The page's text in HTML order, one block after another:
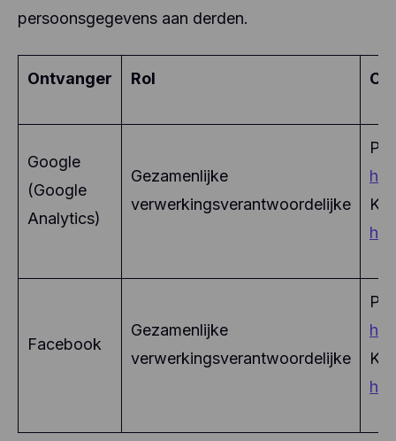
persoonsgegevens aan derden.
Ontvanger Rol
Google
(Google
Analytics)
Gezamenlijke
verwerkingsverantwoordelijke
Facebook
Gezamenlijke
verwerkingsverantwoordelijke